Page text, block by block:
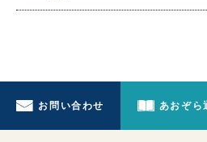
お問い合わせ あおぞら